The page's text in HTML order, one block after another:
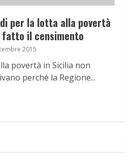
per la lotta alla povertà
il censimento
2015
povertà in Sicilia non
perché la Regione...